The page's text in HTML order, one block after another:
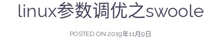
linux参数调优之swoole
POSTED ON 2019年11月9日